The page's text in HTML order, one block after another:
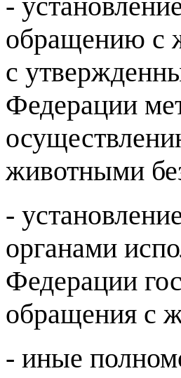
обращению с
с
Федерации
животными
-
органами
Федерации
обращения с
- иные